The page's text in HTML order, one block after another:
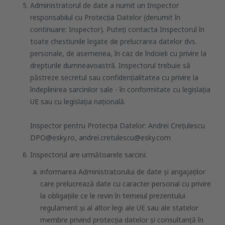
Administratorul de date a numit un Inspector
responsabilul cu Protecția Datelor (denumit în
continuare: Inspector). Puteți contacta Inspectorul în
toate chestiunile legate de prelucrarea datelor dvs.
personale, de asemenea, în caz de îndoieli cu privire la
drepturile dumneavoastră. Inspectorul trebuie să
păstreze secretul sau confidențialitatea cu privire la
îndeplinirea sarcinilor sale - în conformitate cu legislația
UE sau cu legislația națională.
Inspector pentru Protecția Datelor: Andrei Crețulescu
DPO@esky.ro, andrei.cretulescu@esky.com
Inspectorul are următoarele sarcini:
informarea Administratorului de date și angajaților
care prelucrează date cu caracter personal cu privire
la obligațiile ce le revin în temeiul prezentului
regulament și al altor legi ale UE sau ale statelor
membre privind protecția datelor și consultanță în